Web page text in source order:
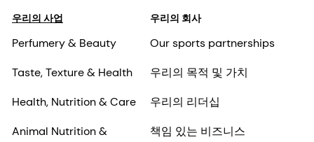
우리의 사업
Perfumery & Beauty
Taste, Texture & Health
Health, Nutrition & Care
Animal Nutrition &
우리의 회사
Our sports partnerships
우리의 목적 및 가치
우리의 리더십
책임 있는 비즈니스